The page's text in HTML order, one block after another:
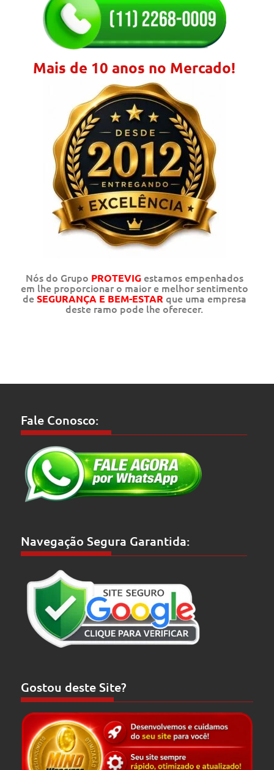
Mais de 10 anos no Mercado!
Nós do Grupo PROTEVIGestamos empenhados
em lhe proporcionar o maior e melhor sentimento
deSEGURANÇA E BEM-ESTAR que uma empresa
deste ramo pode lhe oferecer.
Fale Conosco:
Navegação Segura Garantida:
Gostou deste Site?